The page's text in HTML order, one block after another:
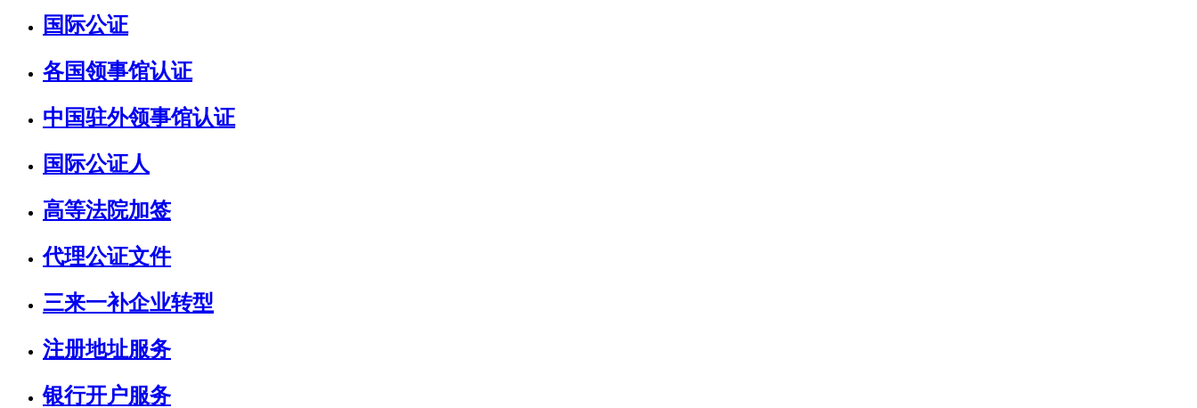
国际公证
各国领事馆认证
中国驻外领事馆认证
国际公证人
高等法院加签
代理公证文件
三来一补企业转型
注册地址服务
银行开户服务